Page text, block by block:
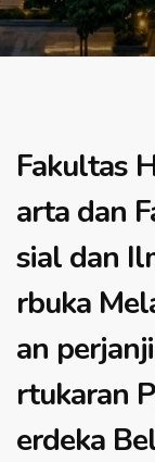
Fakultas
arta dan
sial dan
rbuka
an
rtukaran
erdeka